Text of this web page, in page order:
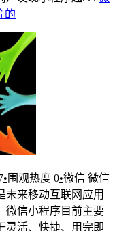
的
• 围观热度 0•微信 微信
未来移动互联网应用
微信小程序目前主要
灵活、快捷、用完即